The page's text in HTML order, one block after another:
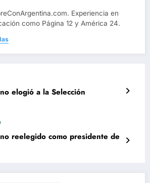
Experiencia en
como Página 12 y América 24.
elogió a la Selección
reelegido como presidente de